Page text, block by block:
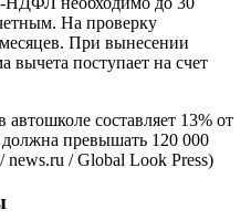
На проверку
При вынесении
вычета поступает на счет
составляет 13% от
превышать 120 000
news.ru / Global Look Press)